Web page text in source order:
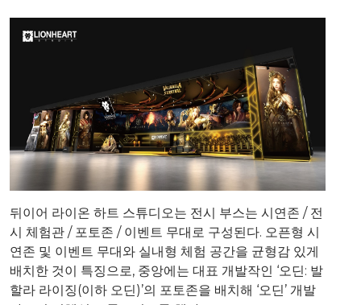
뒤이어 라이온 하트 스튜디오는 전시 부스는 시연존 / 전
시 체험관 / 포토존 / 이벤트 무대로 구성된다. 오픈형 시
연존 및 이벤트 무대와 실내형 체험 공간을 균형감 있게
배치한 것이 특징으로, 중앙에는 대표 개발작인 ‘오딘: 발
할라 라이징(이하 오딘)’의 포토존을 배치해 ‘오딘’ 개발